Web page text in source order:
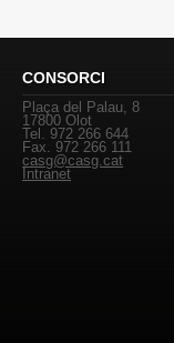
CONSORCI
Plaça del Palau, 8
17800 Olot
Tel. 972 266 644
Fax. 972 266 111
casg@casg.cat
Intranet